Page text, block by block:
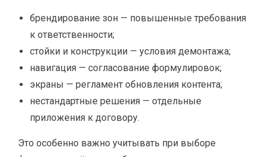
брендирование зон — повышенные требования
к ответственности;
стойки и конструкции — условия демонтажа;
навигация — согласование формулировок;
экраны — регламент обновления контента;
нестандартные решения — отдельные
приложения к договору.
Это особенно важно учитывать при выборе